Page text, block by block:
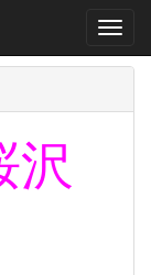
沢